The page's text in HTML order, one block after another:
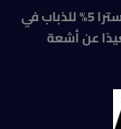
بالاضافة الى ذلك يحفظ ديدفوس اكسترا 5% للذباب في
عن أشعة